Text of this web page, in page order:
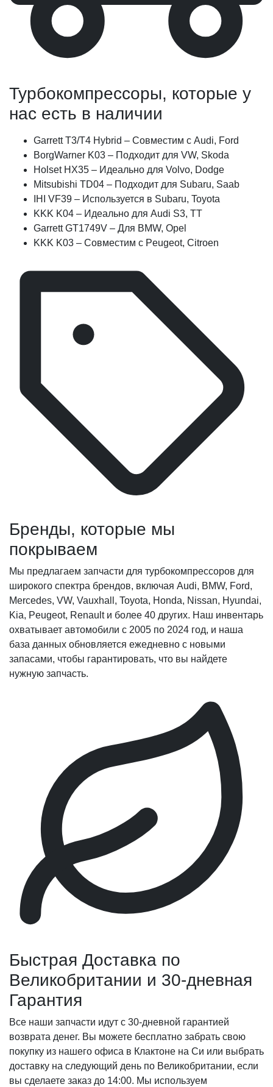
Турбокомпрессоры, которые у
нас есть в наличии
Garrett T3/T4 Hybrid – Совместим с Audi, Ford
BorgWarner K03 – Подходит для VW, Skoda
Holset HX35 – Идеально для Volvo, Dodge
Mitsubishi TD04 – Подходит для Subaru, Saab
IHI VF39 – Используется в Subaru, Toyota
KKK K04 – Идеально для Audi S3, TT
Garrett GT1749V – Для BMW, Opel
KKK K03 – Совместим с Peugeot, Citroen
Бренды, которые мы
покрываем
Мы предлагаем запчасти для турбокомпрессоров для
широкого спектра брендов, включая Audi, BMW, Ford,
Mercedes, VW, Vauxhall, Toyota, Honda, Nissan, Hyundai,
Kia, Peugeot, Renault и более 40 других. Наш инвентарь
охватывает автомобили с 2005 по 2024 год, и наша
база данных обновляется ежедневно с новыми
запасами, чтобы гарантировать, что вы найдете
нужную запчасть.
Быстрая Доставка по
Великобритании и 30-дневная
Гарантия
Все наши запчасти идут с 30-дневной гарантией
возврата денег. Вы можете бесплатно забрать свою
покупку из нашего офиса в Клактоне на Си или выбрать
доставку на следующий день по Великобритании, если
вы сделаете заказ до 14:00. Мы используем